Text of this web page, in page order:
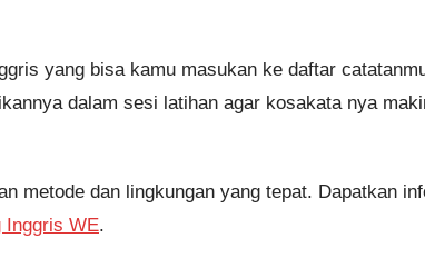
yang bisa kamu masukan ke daftar
dalam sesi latihan agar kosakata nya
metode dan lingkungan yang tepat. Dapatkan
Inggris WE.